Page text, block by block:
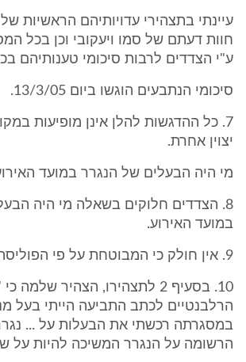
עיינתי בתצהירי עדויותיהם הראשיות
חוות דעתם של סמו ויעקובי וכן בכל
ע"י הצדדים לרבות סיכומי טענותיהם
סיכומי הנתבעים הוגשו ביום 13/3/05.
7. כל ההדגשות להלן אינן מופיעות
יצוין אחרת.
מי היה הבעלים של הנגרר במועד
8. הצדדים חלוקים בשאלה מי היה
במועד האירוע.
9. אין חולק כי המבוטחת על פי הפוליסה הינה דלק.
10. בסעיף 2 לתצהירו, הצהיר שלמה
הרלבנטיים לכתב התביעה הייתי בעל
במסגרתה רכשתי את הבעלות על ...
הרשומה על הנגרר המשיכה להיות על